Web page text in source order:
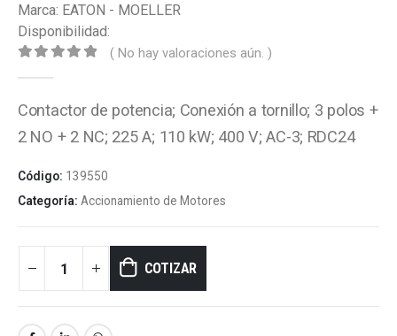
Marca: EATON - MOELLER
Disponibilidad:
( No hay valoraciones aún. )
Contactor de potencia; Conexión a tornillo; 3 polos +
2 NO + 2 NC; 225 A; 110 kW; 400 V; AC-3; RDC24
Código: 139550
Categoría: Accionamiento de Motores
COTIZAR